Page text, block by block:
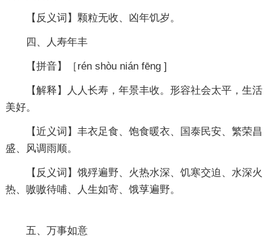
【反义词】颗粒无收、凶年饥岁。
四、人寿年丰
【拼音】［rén shòu nián fēng ]
【解释】人人长寿，年景丰收。形容社会太平，生活
美好。
【近义词】丰衣足食、饱食暖衣、国泰民安、繁荣昌
盛、风调雨顺。
【反义词】饿殍遍野、火热水深、饥寒交迫、水深火
热、嗷嗷待哺、人生如寄、饿莩遍野。
五、万事如意